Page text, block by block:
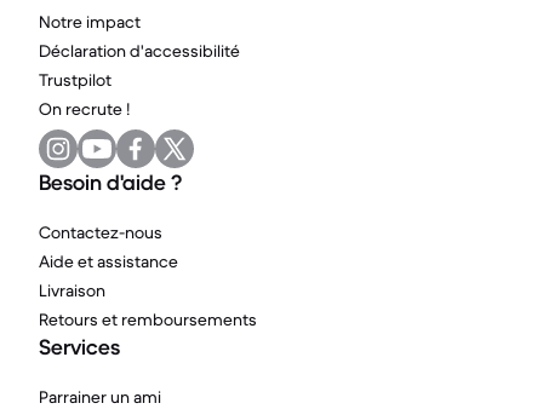
Notre impact
Déclaration d'accessibilité
Trustpilot
On recrute !
Besoin d'aide ?
Contactez-nous
Aide et assistance
Livraison
Retours et remboursements
Services
Parrainer un ami